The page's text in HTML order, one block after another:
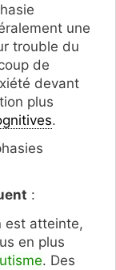
une
trouble du
de
devant
plus
.
:
est atteinte,
en plus
. Des